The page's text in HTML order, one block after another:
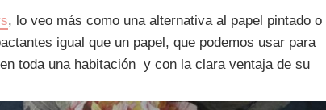
, lo veo más como una alternativa al papel pintado o
igual que un papel, que podemos usar para
toda una habitación y con la clara ventaja de su